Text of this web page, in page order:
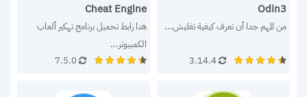
Odin3
من المهم جدا أن تعرف كيفية تفليش...
3.14.4
Cheat Engine
الكمبيوتر...
7.5.0